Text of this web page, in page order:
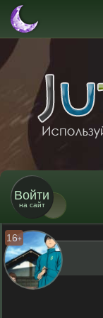
Войти
на сайт
16+